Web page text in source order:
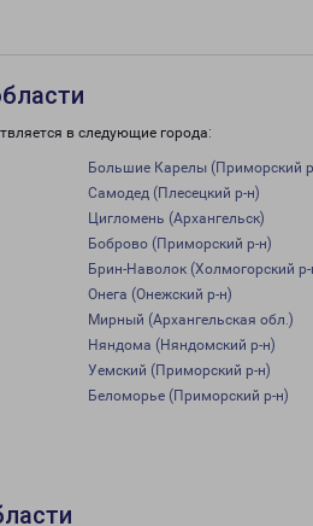
в следующие города:
Большие Карелы (Приморский
Самодед (Плесецкий р-н)
Цигломень (Архангельск)
Боброво (Приморский р-н)
Брин-Наволок (Холмогорский р-
Онега (Онежский р-н)
Мирный (Архангельская обл.)
Няндома (Няндомский р-н)
Уемский (Приморский р-н)
Беломорье (Приморский р-н)